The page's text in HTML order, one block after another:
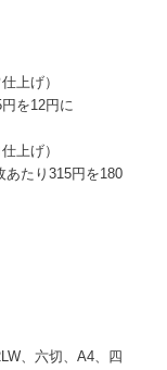
上げ）
を12円に
上げ）
あたり315円を180
、六切、A4、四